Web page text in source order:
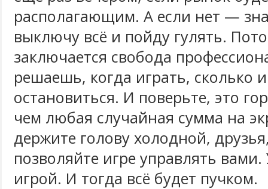
располагающим. А если нет —
выключу всё и пойду гулять.
заключается свобода
решаешь, когда играть, сколько
остановиться. И поверьте, это
чем любая случайная сумма на
держите голову холодной,
позволяйте игре управлять
игрой. И тогда всё будет пучком.